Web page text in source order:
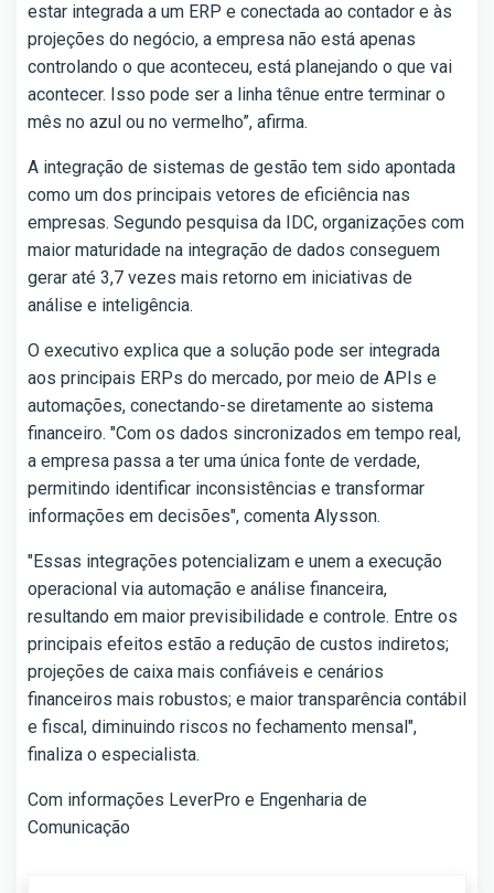
estar integrada a um ERP e conectada ao contador e às
projeções do negócio, a empresa não está apenas
controlando o que aconteceu, está planejando o que vai
acontecer. Isso pode ser a linha tênue entre terminar o
mês no azul ou no vermelho”, afirma.
A integração de sistemas de gestão tem sido apontada
como um dos principais vetores de eficiência nas
empresas. Segundo pesquisa da IDC, organizações com
maior maturidade na integração de dados conseguem
gerar até 3,7 vezes mais retorno em iniciativas de
análise e inteligência.
O executivo explica que a solução pode ser integrada
aos principais ERPs do mercado, por meio de APIs e
automações, conectando-se diretamente ao sistema
financeiro. "Com os dados sincronizados em tempo real,
a empresa passa a ter uma única fonte de verdade,
permitindo identificar inconsistências e transformar
informações em decisões", comenta Alysson.
"Essas integrações potencializam e unem a execução
operacional via automação e análise financeira,
resultando em maior previsibilidade e controle. Entre os
principais efeitos estão a redução de custos indiretos;
projeções de caixa mais confiáveis e cenários
financeiros mais robustos; e maior transparência contábil
e fiscal, diminuindo riscos no fechamento mensal",
finaliza o especialista.
Com informações LeverPro e Engenharia de
Comunicação